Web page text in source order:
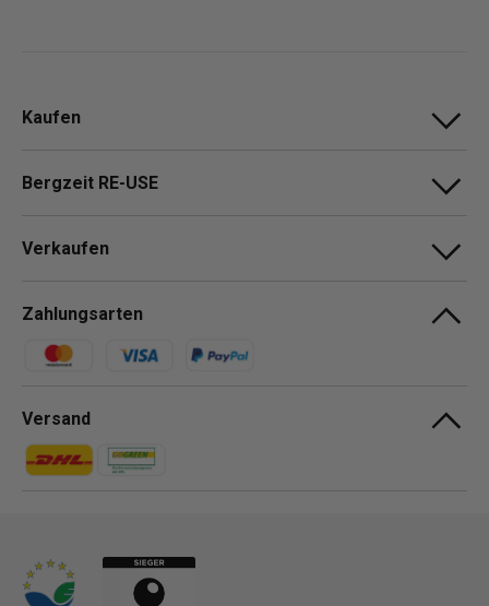
Kaufen
Bergzeit RE-USE
Verkaufen
Zahlungsarten
Zahlungsmethoden
Versand
Zahlungsmethoden
Zahlungsmethoden